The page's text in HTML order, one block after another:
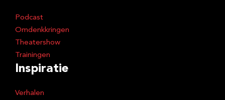
Podcast
Omdenkkringen
Theatershow
Trainingen
Inspiratie
Verhalen